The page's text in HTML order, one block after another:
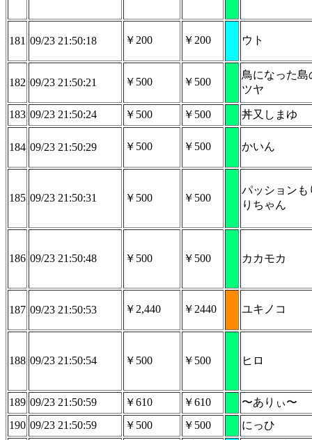
181 09/23 21:50:18 ￥200 ￥200 ウト
182 09/23 21:50:21 ￥500 ￥500
鳥になった島
ツヤ
183 09/23 21:50:24 ￥500 ￥500 丼又しまゆ
184 09/23 21:50:29 ￥500 ￥500 かいん
185 09/23 21:50:31 ￥500 ￥500
パッションも
りちゃん
186 09/23 21:50:48 ￥500 ￥500 カカモカ
187 09/23 21:50:53 ￥2,440 ￥2440 ユキノコ
188 09/23 21:50:54 ￥500 ￥500 ヒロ
189 09/23 21:50:59 ￥610 ￥610
〜ありぃ〜
190 09/23 21:50:59 ￥500 ￥500
にっひ